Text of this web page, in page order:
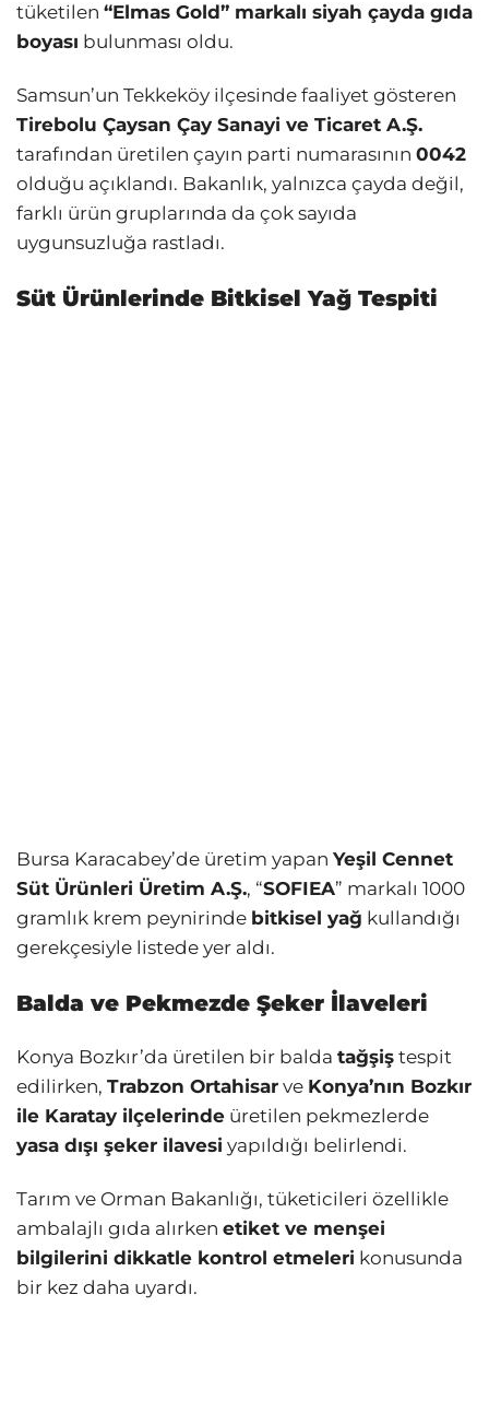
tüketilen “Elmas Gold” markalı siyah çayda gıda
boyası bulunması oldu.
Samsun’un Tekkeköy ilçesinde faaliyet gösteren
Tirebolu Çaysan Çay Sanayi ve Ticaret A.Ş.
tarafından üretilen çayın parti numarasının 0042
olduğu açıklandı. Bakanlık, yalnızca çayda değil,
farklı ürün gruplarında da çok sayıda
uygunsuzluğa rastladı.
Süt Ürünlerinde Bitkisel Yağ Tespiti
Bursa Karacabey’de üretim yapan Yeşil Cennet
Süt Ürünleri Üretim A.Ş., “SOFIEA” markalı 1000
gramlık krem peynirinde bitkisel yağ kullandığı
gerekçesiyle listede yer aldı.
Balda ve Pekmezde Şeker İlaveleri
Konya Bozkır’da üretilen bir balda tağşiş tespit
edilirken, Trabzon Ortahisar ve Konya’nın Bozkır
ile Karatay ilçelerinde üretilen pekmezlerde
yasa dışı şeker ilavesi yapıldığı belirlendi.
Tarım ve Orman Bakanlığı, tüketicileri özellikle
ambalajlı gıda alırken etiket ve menşei
bilgilerini dikkatle kontrol etmeleri konusunda
bir kez daha uyardı.